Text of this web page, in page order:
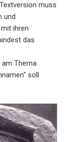
muss
und
ihren
das
am Thema
soll